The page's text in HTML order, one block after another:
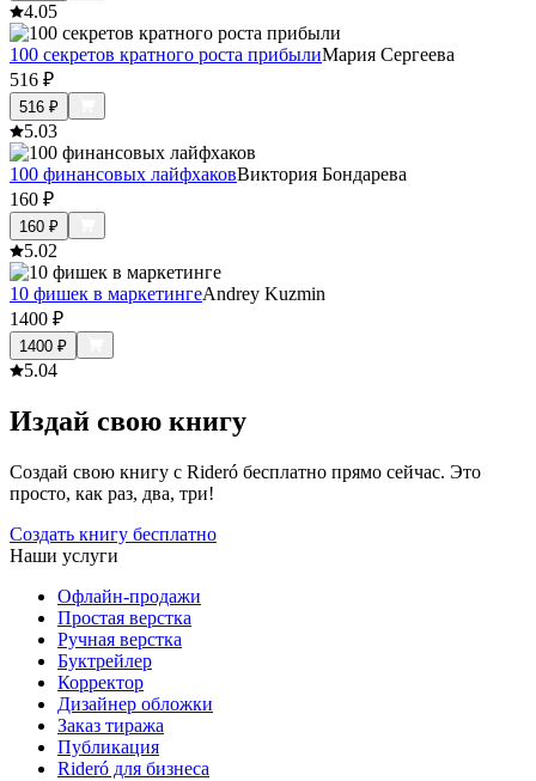
4.05
100 секретов кратного роста прибылиМария Сергеева
516 ₽
516 ₽
5.03
100 финансовых лайфхаковВиктория Бондарева
160 ₽
160 ₽
5.02
10 фишек в маркетингеAndrey Kuzmin
1400 ₽
1400 ₽
5.04
Издай свою книгу
Создай свою книгу с Rideró бесплатно прямо сейчас. Это
просто, как раз, два, три!
Создать книгу бесплатно
Наши услуги
Офлайн-продажи
Простая верстка
Ручная верстка
Буктрейлер
Корректор
Дизайнер обложки
Заказ тиража
Публикация
Rideró для бизнеса